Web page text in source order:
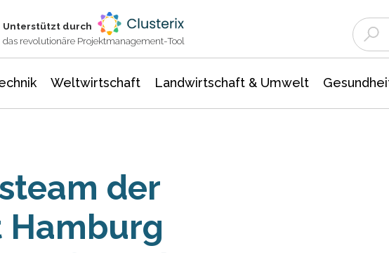
Unterstützt durch
das revolutionäre Projektmanagement-Tool
Weltwirtschaft Landwirtschaft & Umwelt
der
Hamburg